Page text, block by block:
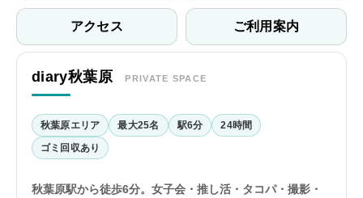
アクセス ご利用案内
diary秋葉原 PRIVATE SPACE
秋葉原エリア 最大25名 駅6分
24時間
ゴミ回収あり
秋葉原駅から徒歩6分。女子会・推し活・タコパ・撮影・